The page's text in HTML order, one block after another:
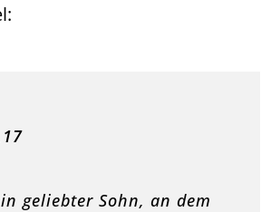
geliebter Sohn, an dem